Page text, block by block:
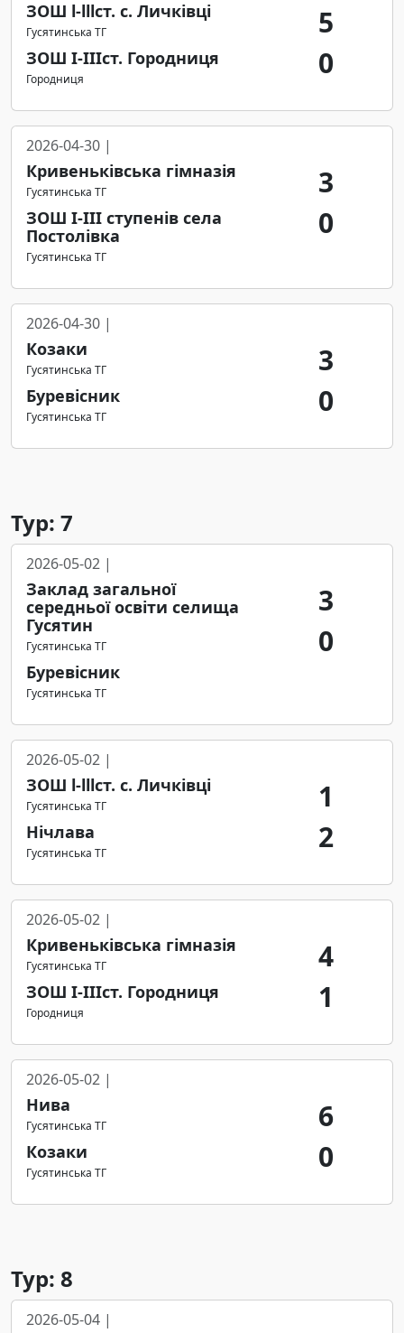
ЗОШ l-lllст. с. Личківці
Гусятинська ТГ
ЗОШ І-ІІІст. Городниця
Городниця
5
0
2026-04-30 |
Кривеньківська гімназія
Гусятинська ТГ
ЗОШ І-ІІІ ступенів села
Постолівка
Гусятинська ТГ
3
0
2026-04-30 |
Козаки
Гусятинська ТГ
Буревісник
Гусятинська ТГ
3
0
Тур: 7
2026-05-02 |
Заклад загальної
середньої освіти селища
Гусятин
Гусятинська ТГ
Буревісник
Гусятинська ТГ
3
0
2026-05-02 |
ЗОШ l-lllст. с. Личківці
Гусятинська ТГ
Нічлава
Гусятинська ТГ
1
2
2026-05-02 |
Кривеньківська гімназія
Гусятинська ТГ
ЗОШ І-ІІІст. Городниця
Городниця
4
1
2026-05-02 |
Нива
Гусятинська ТГ
Козаки
Гусятинська ТГ
6
0
Тур: 8
2026-05-04 |